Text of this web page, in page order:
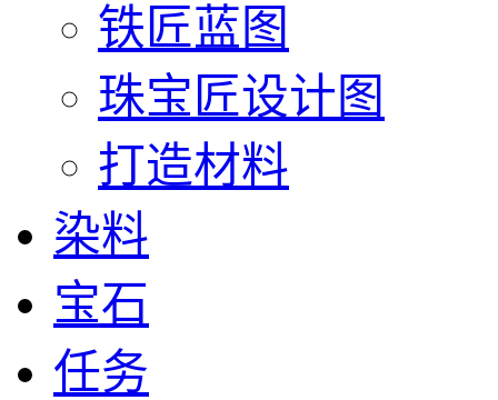
铁匠蓝图
珠宝匠设计图
打造材料
染料
宝石
任务